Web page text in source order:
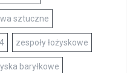
sztuczne
zespoły łożyskowe
baryłkowe